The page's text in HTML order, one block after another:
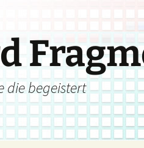
die begeistert